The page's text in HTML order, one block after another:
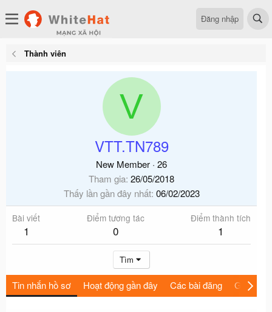
Đăng nhập
Thành viên
V
VTT.TN789
New Member · 26
Tham gia 26/05/2018
Thấy lần gần đây nhất 06/02/2023
Bài viết
1
Điểm tương tác
0
Điểm thành tích
1
Tìm
Tin nhắn hồ sơ Hoạt động gần đây Các bài đăng Giới thiệu